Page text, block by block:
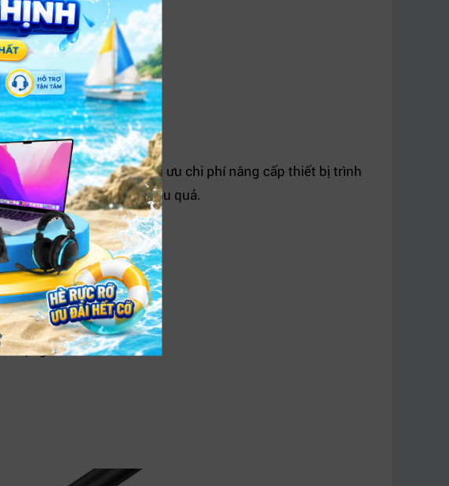
bản.
người dùng phổ thông.
còn là giải pháp giúp tối ưu chi phí nâng cấp thiết bị trình
đổi nhỏ gọn nhưng hiệu quả.
giật hình.
và giáo dục.
dụng.